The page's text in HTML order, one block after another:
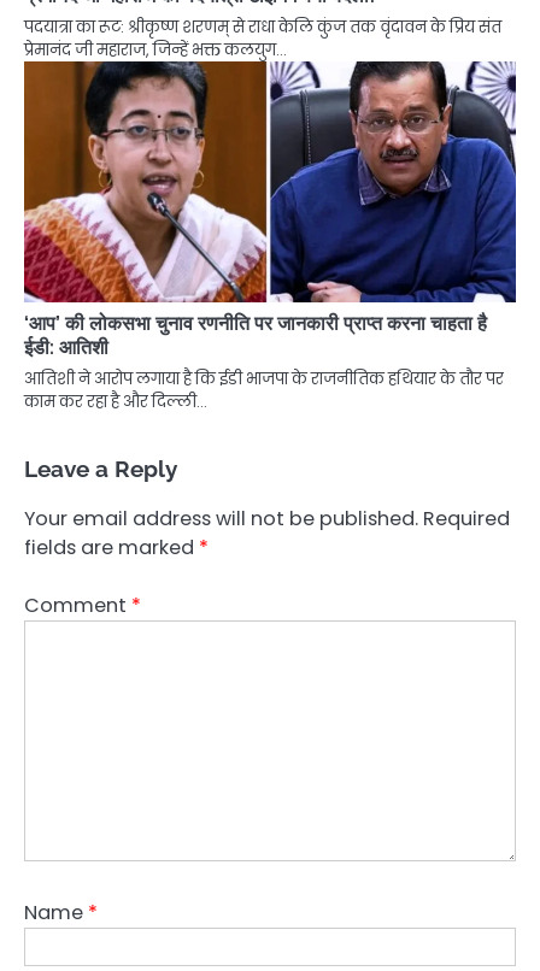
पदयात्रा का रूट: श्रीकृष्ण शरणम् से राधा केलि कुंज तक वृंदावन के प्रिय संत
प्रेमानंद जी महाराज, जिन्हें भक्त कलयुग…
‘आप’ की लोकसभा चुनाव रणनीति पर जानकारी प्राप्त करना चाहता है
ईडी: आतिशी
आतिशी ने आरोप लगाया है कि ईडी भाजपा के राजनीतिक हथियार के तौर पर
काम कर रहा है और दिल्ली…
Leave a Reply
Your email address will not be published. Required
fields are marked *
Comment *
Name *